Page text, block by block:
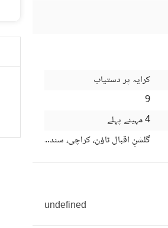
کرایہ پر دستیاب
9
4 مہینے پہلے
گلشنِ اقبال ٹاؤن، کراچی، سندھ
undefined